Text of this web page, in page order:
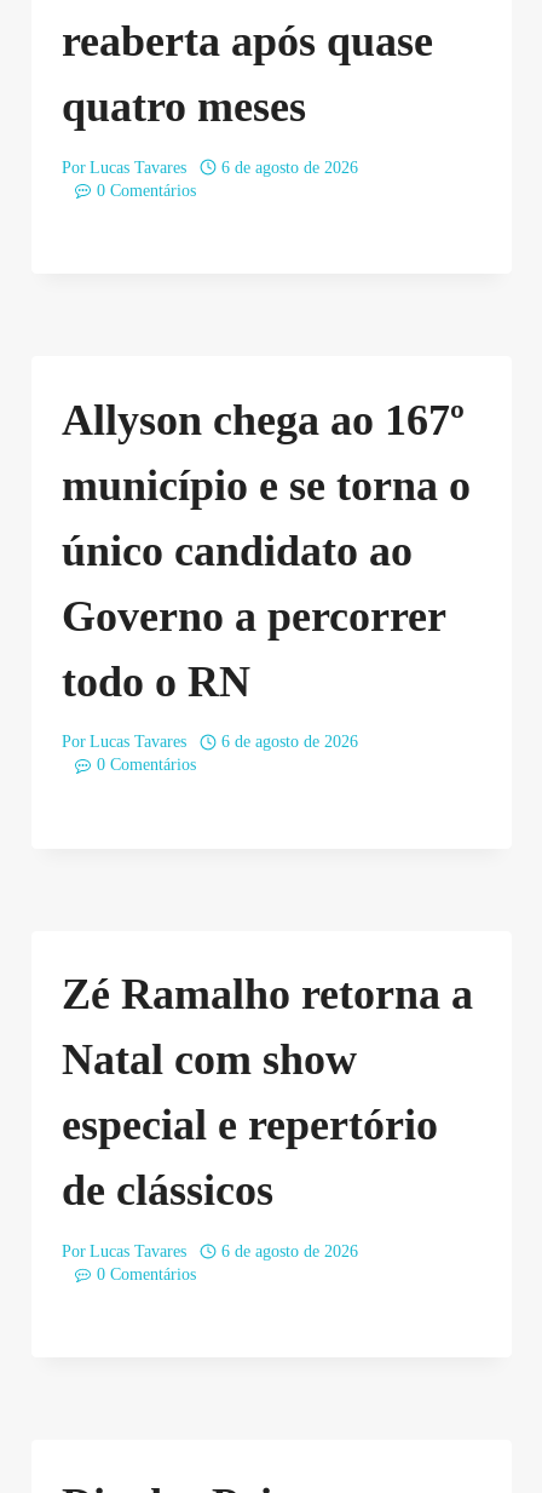
reaberta após quase
quatro meses
Por Lucas Tavares
6 de agosto de 2026
0 Comentários
Allyson chega ao 167º
município e se torna o
único candidato ao
Governo a percorrer
todo o RN
Por Lucas Tavares
6 de agosto de 2026
0 Comentários
Zé Ramalho retorna a
Natal com show
especial e repertório
de clássicos
Por Lucas Tavares
6 de agosto de 2026
0 Comentários